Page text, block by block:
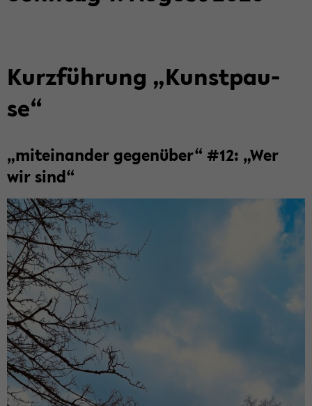
Kurz­füh­rung „Kunst­pau­
se“
„mit­ein­an­der ge­gen­über“ #12: „Wer
wir sind“